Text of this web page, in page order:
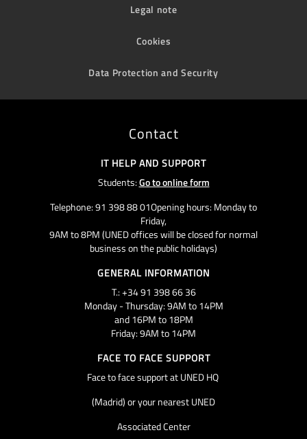
Legal note
Cookies
Data Protection and Security
Contact
IT HELP AND SUPPORT
Students:Go to online form
Telephone: 91 398 88 01Opening hours: Monday to
Friday,
9AM to 8PM (UNED offices will be closed for normal
business on the public holidays)
GENERAL INFORMATION
T.: +34 91 398 66 36
Monday - Thursday: 9AM to 14PM
and 16PM to 18PM
Friday: 9AM to 14PM
FACE TO FACE SUPPORT
Face to face support at UNED HQ
(Madrid) or your nearest UNED
Associated Center